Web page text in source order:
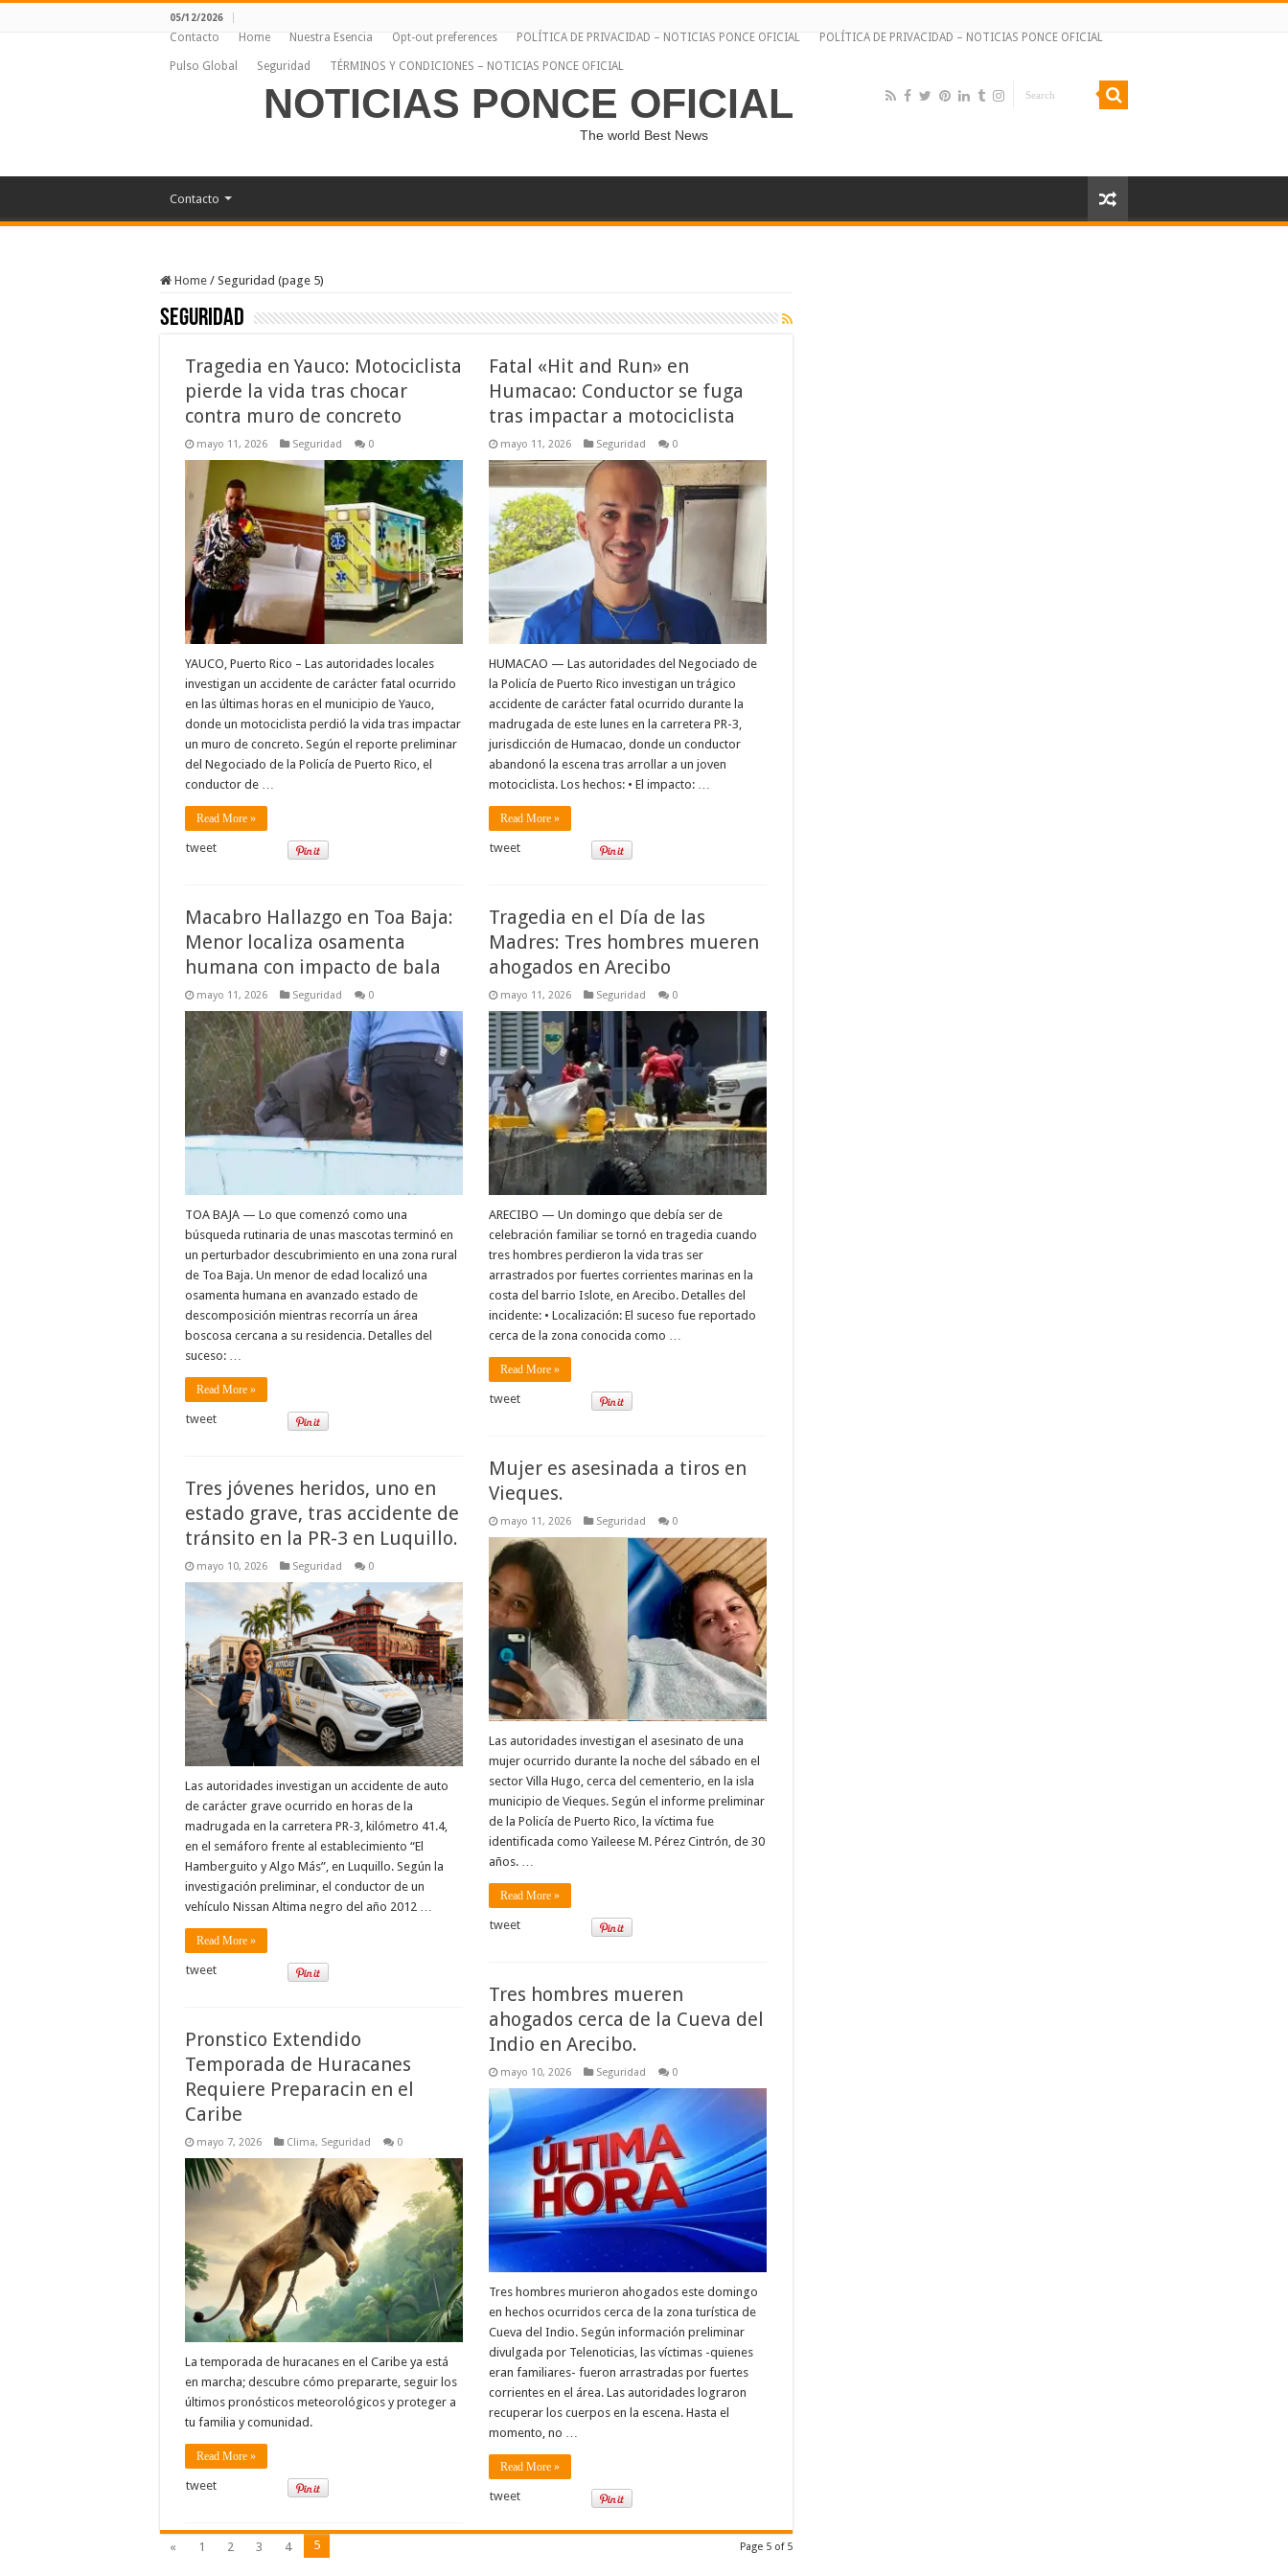
05/12/2026
Contacto Home Nuestra Esencia Opt-out preferences POLÍTICA DE PRIVACIDAD – NOTICIAS PONCE OFICIAL POLÍTICA DE PRIVACIDAD – NOTICIAS PONCE OFICIAL
Pulso Global Seguridad TÉRMINOS Y CONDICIONES – NOTICIAS PONCE OFICIAL
NOTICIAS PONCE OFICIAL
The world Best News
Contacto
Home / Seguridad (page 5)
Seguridad
Tragedia en Yauco: Motociclista
pierde la vida tras chocar
contra muro de concreto
mayo 11, 2026 Seguridad 0
YAUCO, Puerto Rico – Las autoridades locales
investigan un accidente de carácter fatal ocurrido
en las últimas horas en el municipio de Yauco,
donde un motociclista perdió la vida tras impactar
un muro de concreto. Según el reporte preliminar
del Negociado de la Policía de Puerto Rico, el
conductor de …
Read More »
tweet
Fatal «Hit and Run» en
Humacao: Conductor se fuga
tras impactar a motociclista
mayo 11, 2026 Seguridad 0
HUMACAO — Las autoridades del Negociado de
la Policía de Puerto Rico investigan un trágico
accidente de carácter fatal ocurrido durante la
madrugada de este lunes en la carretera PR-3,
jurisdicción de Humacao, donde un conductor
abandonó la escena tras arrollar a un joven
motociclista. Los hechos: • El impacto: …
Read More »
tweet
Macabro Hallazgo en Toa Baja:
Menor localiza osamenta
humana con impacto de bala
mayo 11, 2026 Seguridad 0
TOA BAJA — Lo que comenzó como una
búsqueda rutinaria de unas mascotas terminó en
un perturbador descubrimiento en una zona rural
de Toa Baja. Un menor de edad localizó una
osamenta humana en avanzado estado de
descomposición mientras recorría un área
boscosa cercana a su residencia. Detalles del
suceso: …
Read More »
tweet
Tragedia en el Día de las
Madres: Tres hombres mueren
ahogados en Arecibo
mayo 11, 2026 Seguridad 0
ARECIBO — Un domingo que debía ser de
celebración familiar se tornó en tragedia cuando
tres hombres perdieron la vida tras ser
arrastrados por fuertes corrientes marinas en la
costa del barrio Islote, en Arecibo. Detalles del
incidente: • Localización: El suceso fue reportado
cerca de la zona conocida como …
Read More »
tweet
Mujer es asesinada a tiros en
Vieques.
mayo 11, 2026 Seguridad 0
Las autoridades investigan el asesinato de una
mujer ocurrido durante la noche del sábado en el
sector Villa Hugo, cerca del cementerio, en la isla
municipio de Vieques. Según el informe preliminar
de la Policía de Puerto Rico, la víctima fue
identificada como Yaileese M. Pérez Cintrón, de 30
años. …
Read More »
tweet
Tres jóvenes heridos, uno en
estado grave, tras accidente de
tránsito en la PR-3 en Luquillo.
mayo 10, 2026 Seguridad 0
Las autoridades investigan un accidente de auto
de carácter grave ocurrido en horas de la
madrugada en la carretera PR-3, kilómetro 41.4,
en el semáforo frente al establecimiento “El
Hamberguito y Algo Más”, en Luquillo. Según la
investigación preliminar, el conductor de un
vehículo Nissan Altima negro del año 2012 …
Read More »
tweet
Tres hombres mueren
ahogados cerca de la Cueva del
Indio en Arecibo.
mayo 10, 2026 Seguridad 0
Tres hombres murieron ahogados este domingo
en hechos ocurridos cerca de la zona turística de
Cueva del Indio. Según información preliminar
divulgada por Telenoticias, las víctimas -quienes
eran familiares- fueron arrastradas por fuertes
corrientes en el área. Las autoridades lograron
recuperar los cuerpos en la escena. Hasta el
momento, no …
Read More »
tweet
Pronstico Extendido
Temporada de Huracanes
Requiere Preparacin en el
Caribe
mayo 7, 2026 Clima, Seguridad 0
La temporada de huracanes en el Caribe ya está
en marcha; descubre cómo prepararte, seguir los
últimos pronósticos meteorológicos y proteger a
tu familia y comunidad.
Read More »
tweet
Page 5 of 5
« 1 2 3 4 5